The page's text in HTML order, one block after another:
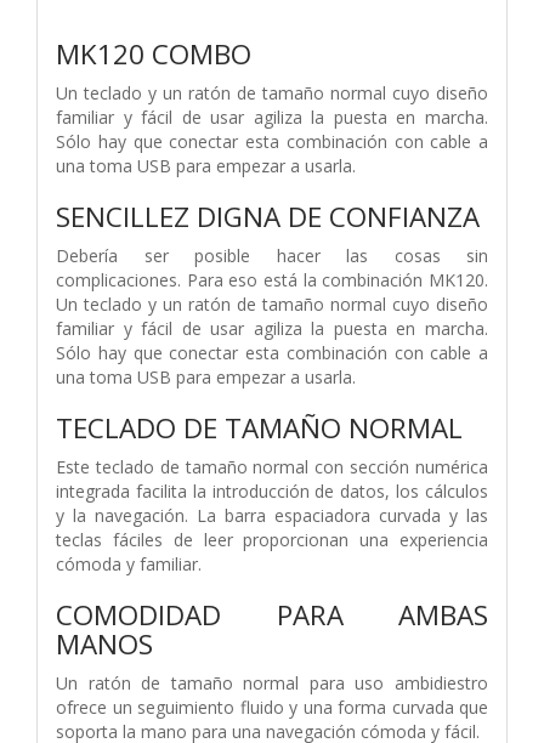
MK120 COMBO
Un teclado y un ratón de tamaño normal cuyo diseño
familiar y fácil de usar agiliza la puesta en marcha.
Sólo hay que conectar esta combinación con cable a
una toma USB para empezar a usarla.
SENCILLEZ DIGNA DE CONFIANZA
Debería ser posible hacer las cosas sin
complicaciones. Para eso está la combinación MK120.
Un teclado y un ratón de tamaño normal cuyo diseño
familiar y fácil de usar agiliza la puesta en marcha.
Sólo hay que conectar esta combinación con cable a
una toma USB para empezar a usarla.
TECLADO DE TAMAÑO NORMAL
Este teclado de tamaño normal con sección numérica
integrada facilita la introducción de datos, los cálculos
y la navegación. La barra espaciadora curvada y las
teclas fáciles de leer proporcionan una experiencia
cómoda y familiar.
COMODIDAD PARA AMBAS
MANOS
Un ratón de tamaño normal para uso ambidiestro
ofrece un seguimiento fluido y una forma curvada que
soporta la mano para una navegación cómoda y fácil.